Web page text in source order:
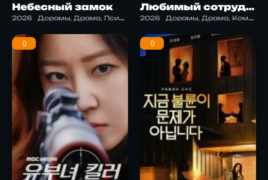
Небесный замок
2026 Дорамы, Драма, Психология
Любимый сотрудник
2026 Дорамы, Драма, Комедия, Романтика
0 0